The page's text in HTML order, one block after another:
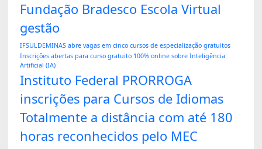
Fundação Bradesco Escola Virtual
gestão
IFSULDEMINAS abre vagas em cinco cursos de especialização gratuitos
Inscrições abertas para curso gratuito 100% online sobre Inteligência
Artificial (IA)
Instituto Federal PRORROGA
inscrições para Cursos de Idiomas
Totalmente a distância com até 180
horas reconhecidos pelo MEC